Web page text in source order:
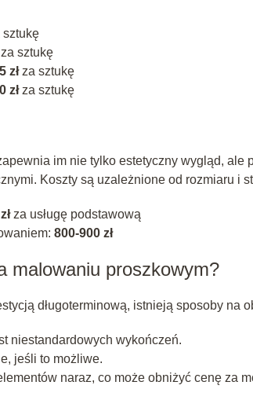
sztukę
złza sztukę
złza sztukę
im nie tylko estetyczny wygląd, ale
Koszty są uzależnione od rozmiaru i
za usługę podstawową
800-900 zł
malowaniu proszkowym?
długoterminową, istnieją sposoby na
niestandardowych wykończeń.
jeśli to możliwe.
naraz, co może obniżyć cenę za